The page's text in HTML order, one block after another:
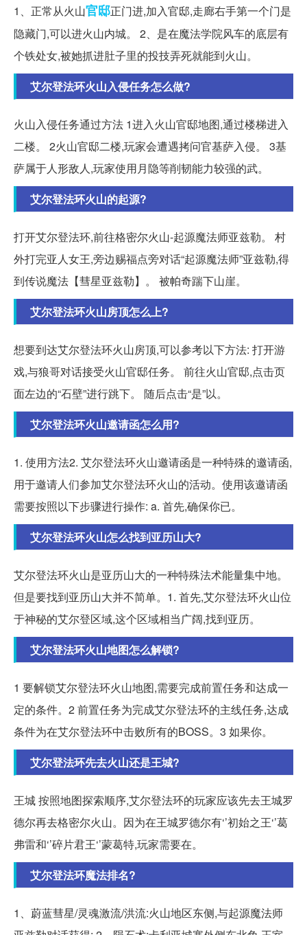
1、正常从火山官邸正门进,加入官邸,走廊右手第一个门是
隐藏门,可以进火山内城。 2、是在魔法学院风车的底层有
个铁处女,被她抓进肚子里的投技弄死就能到火山。
艾尔登法环火山入侵任务怎么做?
火山入侵任务通过方法 1进入火山官邸地图,通过楼梯进入
二楼。 2火山官邸二楼,玩家会遭遇拷问官基萨入侵。 3基
萨属于人形敌人,玩家使用月隐等削韧能力较强的武。
艾尔登法环火山的起源?
打开艾尔登法环,前往格密尔火山-起源魔法师亚兹勒。 村
外打完亚人女王,旁边赐福点旁对话“起源魔法师”亚兹勒,得
到传说魔法【彗星亚兹勒】。 被帕奇踹下山崖。
艾尔登法环火山房顶怎么上?
想要到达艾尔登法环火山房顶,可以参考以下方法: 打开游
戏,与狼哥对话接受火山官邸任务。 前往火山官邸,点击页
面左边的“石壁”进行跳下。 随后点击“是”以。
艾尔登法环火山邀请函怎么用?
1. 使用方法2. 艾尔登法环火山邀请函是一种特殊的邀请函,
用于邀请人们参加艾尔登法环火山的活动。使用该邀请函
需要按照以下步骤进行操作: a. 首先,确保你已。
艾尔登法环火山怎么找到亚历山大?
艾尔登法环火山是亚历山大的一种特殊法术能量集中地。
但是要找到亚历山大并不简单。1. 首先,艾尔登法环火山位
于神秘的艾尔登区域,这个区域相当广阔,找到亚历。
艾尔登法环火山地图怎么解锁?
1 要解锁艾尔登法环火山地图,需要完成前置任务和达成一
定的条件。2 前置任务为完成艾尔登法环的主线任务,达成
条件为在艾尔登法环中击败所有的BOSS。3 如果你。
艾尔登法环先去火山还是王城?
王城 按照地图探索顺序,艾尔登法环的玩家应该先去王城罗
德尔再去格密尔火山。因为在王城罗德尔有‘’初始之王‘’葛
弗雷和‘’碎片君王‘’蒙葛特,玩家需要在。
艾尔登法环魔法排名?
1、蔚蓝彗星/灵魂激流/洪流:火山地区东侧,与起源魔法师